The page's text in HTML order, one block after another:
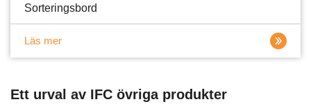
Sorteringsbord
Läs mer
Ett urval av IFC övriga produkter